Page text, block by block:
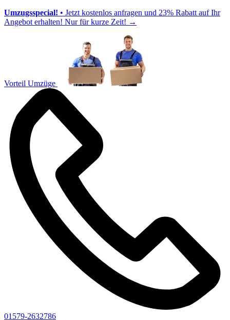
Umzugsspecial! • Jetzt kostenlos anfragen und 23% Rabatt auf Ihr
Angebot erhalten! Nur für kurze Zeit! →
Vorteil Umzüge
01579-2632786